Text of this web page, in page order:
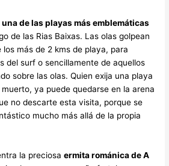
una de las playas más emblemáticas
de las Rias Baixas. Las olas golpean
más de 2 kms de playa, para
del surf o sencillamente de aquellos
sobre las olas. Quien exija una playa
ya puede quedarse en la arena
no descarte esta visita, porque se
mucho más allá de la propia
la preciosaermita románica de A